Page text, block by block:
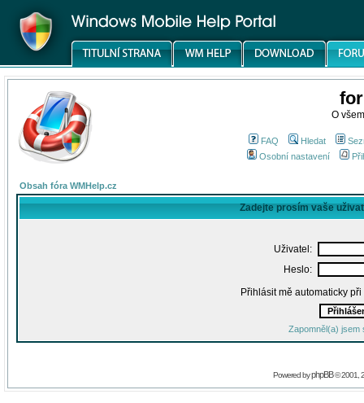
O
FAQ Hledat
Osobní nastavení
Obsah fóra WMHelp.cz
Zadejte prosím vaše
Uživatel:
Heslo:
Přihlásit mě automaticky
Zapomněl(a) jsem
Powered byphpBB© 2001,